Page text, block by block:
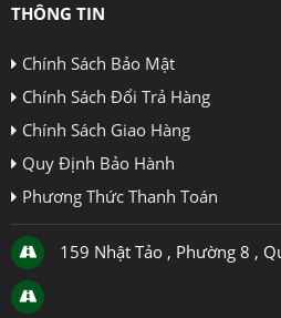
THÔNG TIN
Chính Sách Bảo Mật
Chính Sách Đổi Trả Hàng
Chính Sách Giao Hàng
Quy Định Bảo Hành
Phương Thức Thanh Toán
159 Nhật Tảo , Phường 8 ,